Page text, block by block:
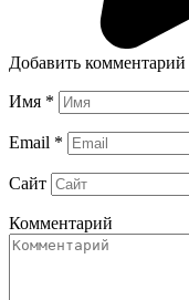
Добавить комментарий
Имя *
Email *
Сайт
Комментарий